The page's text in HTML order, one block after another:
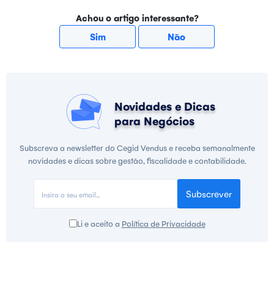
Achou o artigo interessante?
Sim
Não
Novidades e Dicas
para Negócios
Subscreva a newsletter do Cegid Vendus e receba semanalmente
novidades e dicas sobre gestão, fiscalidade e contabilidade.
Subscrever
Li e aceito a Política de Privacidade